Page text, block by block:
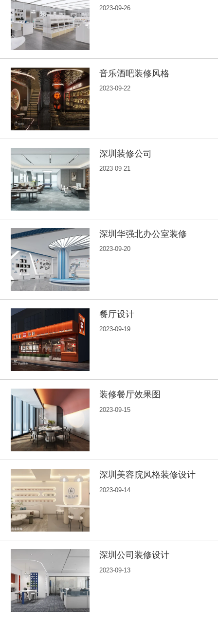
2023-09-26
音乐酒吧装修风格
2023-09-22
深圳装修公司
2023-09-21
深圳华强北办公室装修
2023-09-20
餐厅设计
2023-09-19
装修餐厅效果图
2023-09-15
深圳美容院风格装修设计
2023-09-14
深圳公司装修设计
2023-09-13